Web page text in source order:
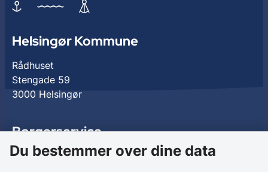
Helsingør Kommune
Rådhuset
Stengade 59
3000 Helsingør
Borgerservice
Birkedalsvej 27
Du bestemmer over dine data